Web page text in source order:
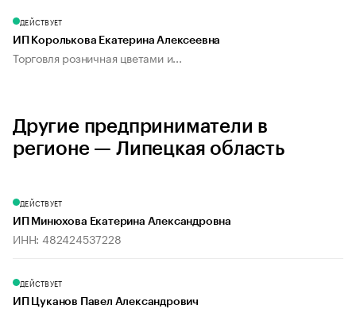
ДЕЙСТВУЕТ
ИП Королькова Екатерина Алексеевна
Торговля розничная цветами и...
Другие предприниматели в
регионе — Липецкая область
ДЕЙСТВУЕТ
ИП Минюхова Екатерина Александровна
ИНН: 482424537228
ДЕЙСТВУЕТ
ИП Цуканов Павел Александрович